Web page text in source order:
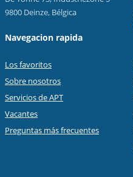
9800 Deinze, Bélgica
Navegacion rapida
Los favoritos
Sobre nosotros
Servicios de APT
Vacantes
Preguntas más frecuentes